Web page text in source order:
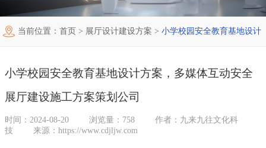
工程案例
主题数字展厅
企业展厅
规划馆
视觉科技
关于我们
联系我们
当前位置： 首页 > 展厅设计建设方案 > 小学校园安全教育基地设计
小学校园安全教育基地设计方案，多媒体互动安全
展厅建设施工方案策划公司
时间：2024-08-20 浏览量：758
作者：九来九往文化科
技
来源：https://www.cdjljw.com